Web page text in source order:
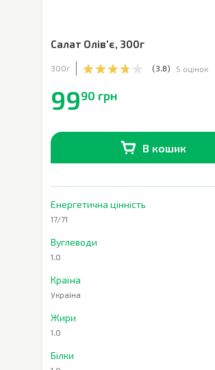
Салат Олів'є, 300г
300г (3.8) 5 оцінок
9990 грн
В кошик
Енергетична цінність
17/71
Вуглеводи
1.0
Країна
Україна
Жири
1.0
Білки